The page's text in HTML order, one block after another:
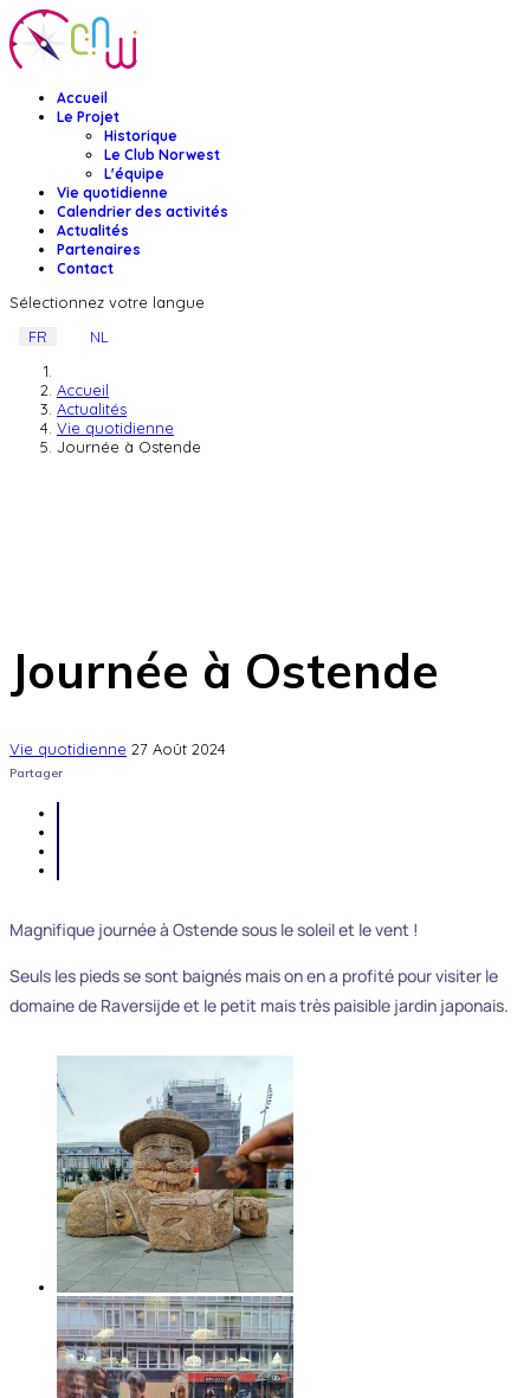
Accueil
Le Projet
Historique
Le Club Norwest
L'équipe
Vie quotidienne
Calendrier des activités
Actualités
Partenaires
Contact
Sélectionnez votre langue
FR
NL
Accueil
Actualités
Vie quotidienne
Journée à Ostende
Journée à Ostende
Vie quotidienne 27 Août 2024
Partager
Magnifique journée à Ostende sous le soleil et le vent !
Seuls les pieds se sont baignés mais on en a profité pour visiter le
domaine de Raversijde et le petit mais très paisible jardin japonais.